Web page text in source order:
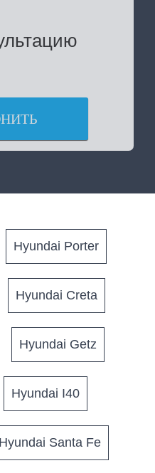
Hyundai Porter
Hyundai Creta
Hyundai Getz
Hyundai I40
Hyundai Santa Fe